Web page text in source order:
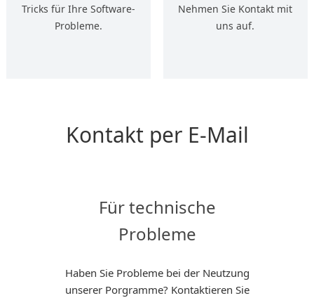
Tricks für Ihre Software-
Probleme.
Nehmen Sie Kontakt mit
uns auf.
Kontakt per E-Mail
Für technische
Probleme
Haben Sie Probleme bei der Neutzung
unserer Porgramme? Kontaktieren Sie